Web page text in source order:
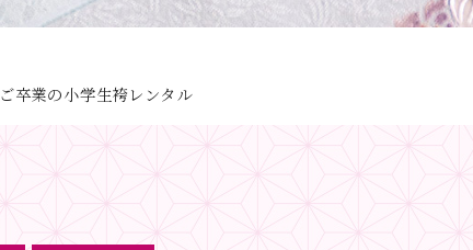
卒業の小学生袴レンタル